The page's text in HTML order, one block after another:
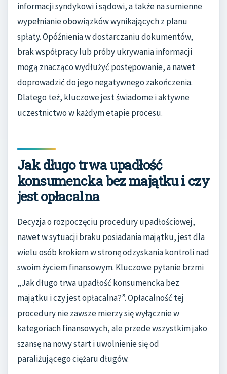
informacji syndykowi i sądowi, a także na sumienne
wypełnianie obowiązków wynikających z planu
spłaty. Opóźnienia w dostarczaniu dokumentów,
brak współpracy lub próby ukrywania informacji
mogą znacząco wydłużyć postępowanie, a nawet
doprowadzić do jego negatywnego zakończenia.
Dlatego też, kluczowe jest świadome i aktywne
uczestnictwo w każdym etapie procesu.
Jak długo trwa upadłość
konsumencka bez majątku i czy
jest opłacalna
Decyzja o rozpoczęciu procedury upadłościowej,
nawet w sytuacji braku posiadania majątku, jest dla
wielu osób krokiem w stronę odzyskania kontroli nad
swoim życiem finansowym. Kluczowe pytanie brzmi
„Jak długo trwa upadłość konsumencka bez
majątku i czy jest opłacalna?”. Opłacalność tej
procedury nie zawsze mierzy się wyłącznie w
kategoriach finansowych, ale przede wszystkim jako
szansę na nowy start i uwolnienie się od
paraliżującego ciężaru długów.